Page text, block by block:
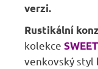
verzi.
Rustikální
kolekce
venkovský styl